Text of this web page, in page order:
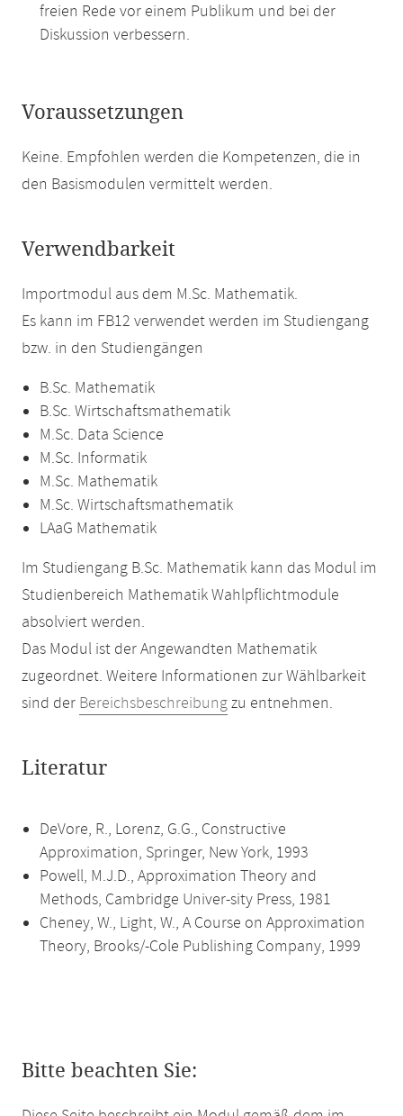
freien Rede vor einem Publikum und bei der
Diskussion verbessern.
Voraussetzungen
Keine. Empfohlen werden die Kompetenzen, die in
den Basismodulen vermittelt werden.
Verwendbarkeit
Importmodul aus dem M.Sc. Mathematik.
Es kann im FB12 verwendet werden im Studiengang
bzw. in den Studiengängen
B.Sc. Mathematik
B.Sc. Wirtschaftsmathematik
M.Sc. Data Science
M.Sc. Informatik
M.Sc. Mathematik
M.Sc. Wirtschaftsmathematik
LAaG Mathematik
Im Studiengang B.Sc. Mathematik kann das Modul im
Studienbereich Mathematik Wahlpflichtmodule
absolviert werden.
Das Modul ist der Angewandten Mathematik
zugeordnet. Weitere Informationen zur Wählbarkeit
sind der Bereichsbeschreibungzu entnehmen.
Literatur
DeVore, R., Lorenz, G.G., Constructive
Approximation, Springer, New York, 1993
Powell, M.J.D., Approximation Theory and
Methods, Cambridge Univer-sity Press, 1981
Cheney, W., Light, W., A Course on Approximation
Theory, Brooks/-Cole Publishing Company, 1999
Bitte beachten Sie: